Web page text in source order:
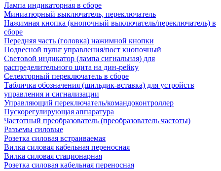
Лампа индикаторная в сборе
Миниатюрный выключатель, переключатель
Нажимная кнопка (кнопочный выключатель/переключатель) в
сборе
Передняя часть (головка) нажимной кнопки
Подвесной пульт управления/пост кнопочный
Световой индикатор (лампа сигнальная) для
распределительного щита на дин-рейку
Селекторный переключатель в сборе
Табличка обозначения (шильдик-вставка) для устройств
управления и сигнализации
Управляющий переключатель/командоконтроллер
Пускорегулирующая аппаратура
Частотный преобразователь (преобразователь частоты)
Разъемы силовые
Розетка силовая встраиваемая
Вилка силовая кабельная переносная
Вилка силовая стационарная
Розетка силовая кабельная переносная